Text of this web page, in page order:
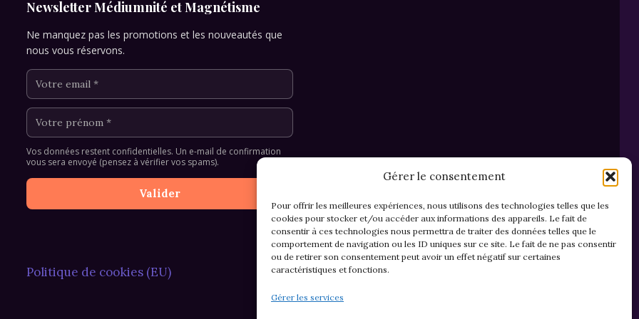
Gérer le consentement
Pour offrir les meilleures expériences, nous utilisons des technologies telles que les
cookies pour stocker et/ou accéder aux informations des appareils. Le fait de
consentir à ces technologies nous permettra de traiter des données telles que le
comportement de navigation ou les ID uniques sur ce site. Le fait de ne pas consentir
ou de retirer son consentement peut avoir un effet négatif sur certaines
caractéristiques et fonctions.
Gérer les services
Newsletter Médiumnité et Magnétisme
Ne manquez pas les promotions et les nouveautés que
nous vous réservons.
Vos données restent confidentielles. Un e-mail de confirmation
vous sera envoyé (pensez à vérifier vos spams).
Politique de cookies (EU) Mentions légales & confidentialité